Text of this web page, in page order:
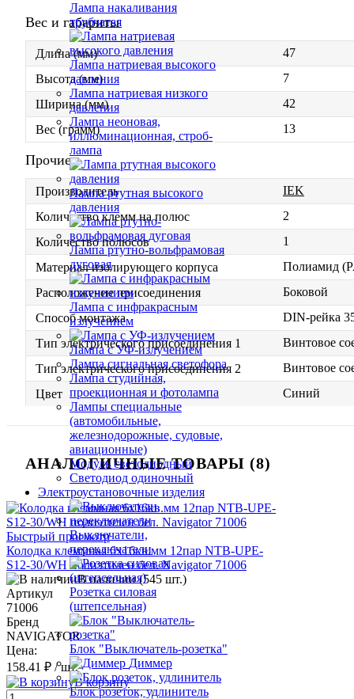
Лампа накаливания
трубчатая
Лампа натриевая высокого
давления
Лампа натриевая низкого
давления
Лампа неоновая,
иллюминационная, строб-
лампа
Лампа ртутная высокого
давления
Лампа ртутно-вольфрамовая
дуговая
Лампа с инфракрасным
излучением
Лампа с УФ-излучением
Лампа сигнальная светофора
Лампа студийная,
проекционная и фотолампа
Лампы специальные
(автомобильные,
железнодорожные, судовые,
авиационные)
Модуль светодиодный
Светодиод одиночный
Электроустановочные изделия
Выключатели,
переключатели
Розетка силовая
(штепсельная)
Блок "Выключатель-розетка"
Диммер
Блок розеток, удлинитель
Вес и габариты
Длина (мм)
47
Высота (мм)
7
Ширина (мм)
42
Вес (грамм)
13
Прочие
Производитель
IEK
Количество клемм на полюс
2
Количество полюсов
1
Материал изолирующего корпуса
Полиамид
Расположение присоединения
Боковой
Способ монтажа
DIN-рейка
Тип электрического присоединения 1
Винтовое
Тип электрического присоединения 2
Винтовое
Цвет
Синий
АНАЛОГИЧНЫЕ ТОВАРЫ (8)
Быстрый просмотр
Колодка клеммная 6х16кв.мм 12пар NTB-UPE-
S12-30/WH полиэтилен бел. Navigator 71006
В наличии (545 шт.)
Артикул
71006
Бренд
NAVIGATOR
Цена:
158.41 ₽ / шт.
В корзину